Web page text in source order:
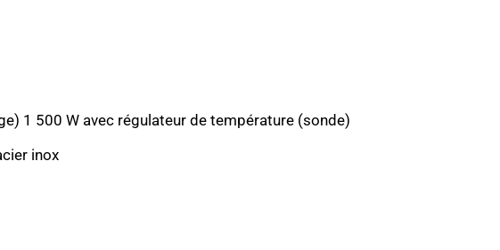
1 500 W avec régulateur de température (sonde)
inox